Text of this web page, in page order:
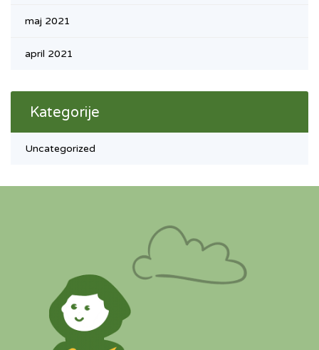
maj 2021
april 2021
Kategorije
Uncategorized